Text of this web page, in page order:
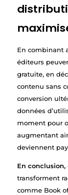
En combinant
éditeurs
gratuite, en
contenu sans
conversion
données
moment pour
augmentant
deviennent
En conclusion,
transforment
comme Book